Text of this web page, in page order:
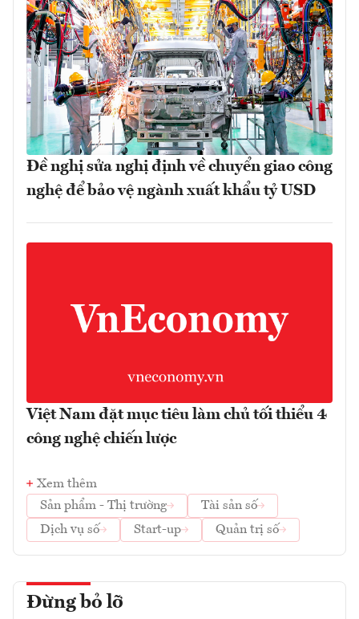
Đề nghị sửa nghị định về chuyển giao công
nghệ để bảo vệ ngành xuất khẩu tỷ USD
Việt Nam đặt mục tiêu làm chủ tối thiểu 4
công nghệ chiến lược
Xem thêm
Sản phẩm - Thị trường
Tài sản số
Dịch vụ số
Start-up Quản trị số
Đừng bỏ lỡ